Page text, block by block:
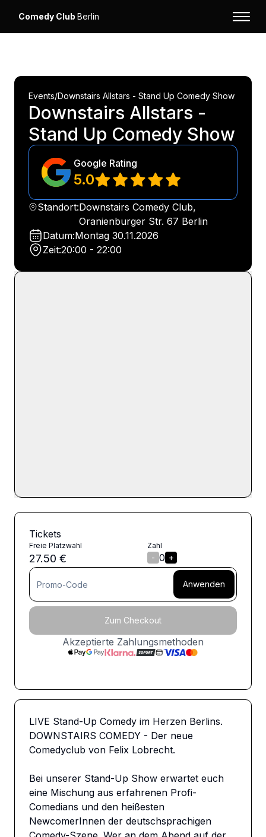
Comedy Club Berlin
Events/Downstairs Allstars - Stand Up Comedy Show
Downstairs Allstars -
Stand Up Comedy Show
Google Rating
5.0
Standort:Downstairs Comedy Club,
Oranienburger Str. 67 Berlin
Datum:Montag 30.11.2026
Zeit:20:00 - 22:00
Tickets
Freie Platzwahl
27.50 €
Zahl
- 0 +
Anwenden
Zum Checkout
Akzeptierte Zahlungsmethoden
LIVE Stand-Up Comedy im Herzen Berlins.
DOWNSTAIRS COMEDY - Der neue
Comedyclub von Felix Lobrecht.
Bei unserer Stand-Up Show erwartet euch
eine Mischung aus erfahrenen Profi-
Comedians und den heißesten
NewcomerInnen der deutschsprachigen